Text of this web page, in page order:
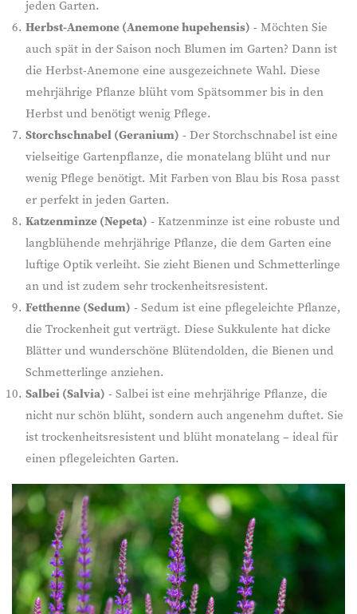
jeden Garten.
Herbst-Anemone (Anemone hupehensis) - Möchten Sie
auch spät in der Saison noch Blumen im Garten? Dann ist
die Herbst-Anemone eine ausgezeichnete Wahl. Diese
mehrjährige Pflanze blüht vom Spätsommer bis in den
Herbst und benötigt wenig Pflege.
Storchschnabel (Geranium) - Der Storchschnabel ist eine
vielseitige Gartenpflanze, die monatelang blüht und nur
wenig Pflege benötigt. Mit Farben von Blau bis Rosa passt
er perfekt in jeden Garten.
Katzenminze (Nepeta) - Katzenminze ist eine robuste und
langblühende mehrjährige Pflanze, die dem Garten eine
luftige Optik verleiht. Sie zieht Bienen und Schmetterlinge
an und ist zudem sehr trockenheitsresistent.
Fetthenne (Sedum) - Sedum ist eine pflegeleichte Pflanze,
die Trockenheit gut verträgt. Diese Sukkulente hat dicke
Blätter und wunderschöne Blütendolden, die Bienen und
Schmetterlinge anziehen.
Salbei (Salvia) - Salbei ist eine mehrjährige Pflanze, die
nicht nur schön blüht, sondern auch angenehm duftet. Sie
ist trockenheitsresistent und blüht monatelang – ideal für
einen pflegeleichten Garten.